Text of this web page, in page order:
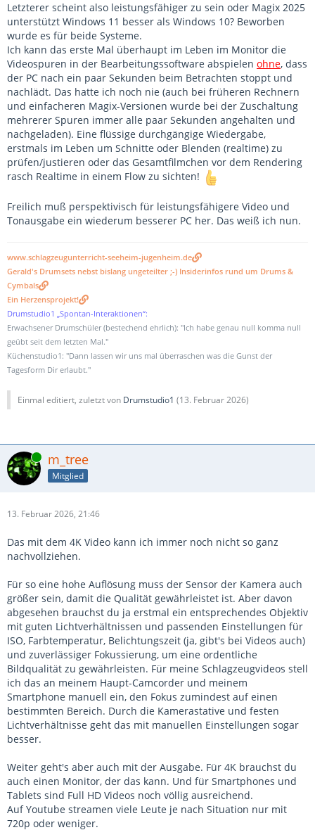
Letzterer scheint also leistungsfähiger zu sein oder Magix 2025
unterstützt Windows 11 besser als Windows 10? Beworben
wurde es für beide Systeme.
Ich kann das erste Mal überhaupt im Leben im Monitor die
Videospuren in der Bearbeitungssoftware abspielen ohne, dass
der PC nach ein paar Sekunden beim Betrachten stoppt und
nachlädt. Das hatte ich noch nie (auch bei früheren Rechnern
und einfacheren Magix-Versionen wurde bei der Zuschaltung
mehrerer Spuren immer alle paar Sekunden angehalten und
nachgeladen). Eine flüssige durchgängige Wiedergabe,
erstmals im Leben um Schnitte oder Blenden (realtime) zu
prüfen/justieren oder das Gesamtfilmchen vor dem Rendering
rasch Realtime in einem Flow zu sichten!
Freilich muß perspektivisch für leistungsfähigere Video und
Tonausgabe ein wiederum besserer PC her. Das weiß ich nun.
www.schlagzeugunterricht-seeheim-jugenheim.de
Gerald's Drumsets nebst bislang ungeteilter ;-) Insiderinfos rund um Drums &
Cymbals
Ein Herzensprojekt!
Drumstudio1 „Spontan-Interaktionen“:
Erwachsener Drumschüler (bestechend ehrlich): "Ich habe genau null komma null
geübt seit dem letzten Mal."
Küchenstudio1: "Dann lassen wir uns mal überraschen was die Gunst der
Tagesform Dir erlaubt."
Einmal editiert, zuletzt von Drumstudio1 (13. Februar 2026)
Online m_tree
Mitglied
13. Februar 2026, 21:46
Das mit dem 4K Video kann ich immer noch nicht so ganz
nachvollziehen.
Für so eine hohe Auflösung muss der Sensor der Kamera auch
größer sein, damit die Qualität gewährleistet ist. Aber davon
abgesehen brauchst du ja erstmal ein entsprechendes Objektiv
mit guten Lichtverhältnissen und passenden Einstellungen für
ISO, Farbtemperatur, Belichtungszeit (ja, gibt's bei Videos auch)
und zuverlässiger Fokussierung, um eine ordentliche
Bildqualität zu gewährleisten. Für meine Schlagzeugvideos stell
ich das an meinem Haupt-Camcorder und meinem
Smartphone manuell ein, den Fokus zumindest auf einen
bestimmten Bereich. Durch die Kamerastative und festen
Lichtverhältnisse geht das mit manuellen Einstellungen sogar
besser.
Weiter geht's aber auch mit der Ausgabe. Für 4K brauchst du
auch einen Monitor, der das kann. Und für Smartphones und
Tablets sind Full HD Videos noch völlig ausreichend.
Auf Youtube streamen viele Leute je nach Situation nur mit
720p oder weniger.